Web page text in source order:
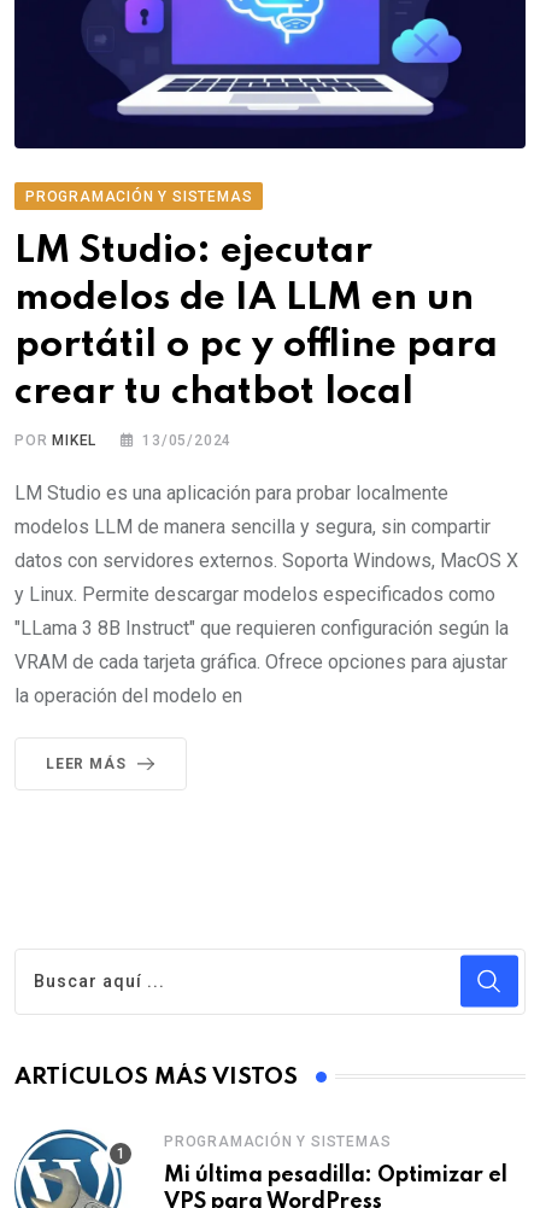
PROGRAMACIÓN Y SISTEMAS
LM Studio: ejecutar
modelos de IA LLM en un
portátil o pc y offline para
crear tu chatbot local
PORMIKEL 13/05/2024
LM Studio es una aplicación para probar localmente
modelos LLM de manera sencilla y segura, sin compartir
datos con servidores externos. Soporta Windows, MacOS X
y Linux. Permite descargar modelos especificados como
"LLama 3 8B Instruct" que requieren configuración según la
VRAM de cada tarjeta gráfica. Ofrece opciones para ajustar
la operación del modelo en
LEER MÁS
ARTÍCULOS MÁS VISTOS
PROGRAMACIÓN Y SISTEMAS
Mi última pesadilla: Optimizar el
VPS para WordPress